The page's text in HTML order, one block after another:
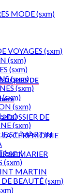
MODE (sxm)
VOYAGES (sxm)
(sxm)
(sxm)
(sxm)
(sxm)
(sxm)
(sxm)
(sxm)
ST-MARTIN
(sxm)
(sxm)
MARTIN
BEAUTÉ (sxm)
DE
DOSSIER DE
CÉRÉMONIE
SE MARIER